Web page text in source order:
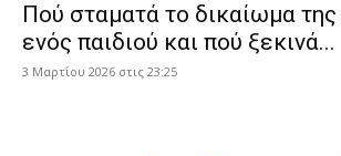
Πού σταματά το δικαίωμα
ενός παιδιού και πού ξεκινά...
3 Μαρτίου 2026 στις 23:25